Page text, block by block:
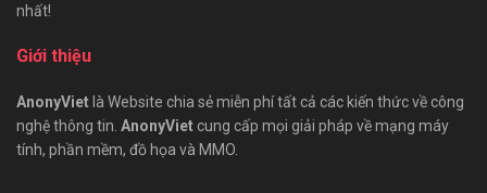
nhất!
Giới thiệu
AnonyViet là Website chia sẻ miễn phí tất cả các kiến thức về công
nghệ thông tin. AnonyViet cung cấp mọi giải pháp về mạng máy
tính, phần mềm, đồ họa và MMO.